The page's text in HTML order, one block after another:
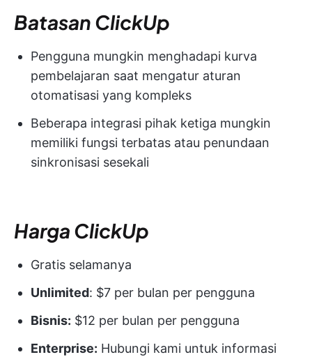
Batasan ClickUp
Pengguna mungkin menghadapi kurva
pembelajaran saat mengatur aturan
otomatisasi yang kompleks
Beberapa integrasi pihak ketiga mungkin
memiliki fungsi terbatas atau penundaan
sinkronisasi sesekali
Harga ClickUp
Gratis selamanya
Unlimited: $7 per bulan per pengguna
Bisnis: $12 per bulan per pengguna
Enterprise: Hubungi kami untuk informasi